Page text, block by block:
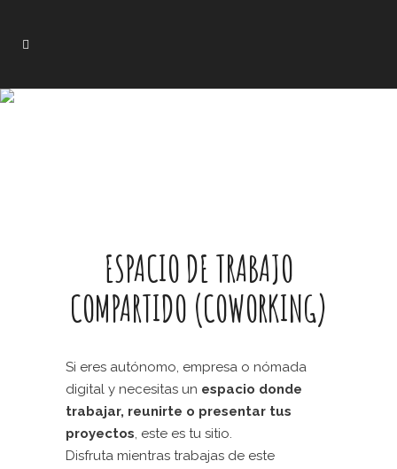
ESPACIO DE TRABAJO
COMPARTIDO (COWORKING)
Si eres autónomo, empresa o nómada
digital y necesitas un espacio donde
trabajar, reunirte o presentar tus
proyectos, este es tu sitio.
Disfruta mientras trabajas de este